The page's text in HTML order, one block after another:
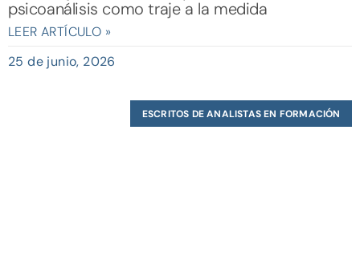
psicoanálisis como traje a la medida
LEER ARTÍCULO »
25 de junio, 2026
ESCRITOS DE ANALISTAS EN FORMACIÓN